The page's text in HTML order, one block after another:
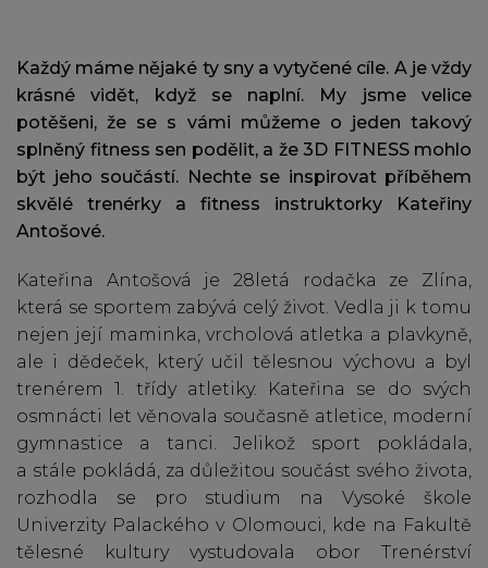
Každý máme nějaké ty sny a vytyčené cíle. A je vždy
krásné vidět, když se naplní. My jsme velice
potěšeni, že se s vámi můžeme o jeden takový
splněný fitness sen podělit, a že 3D FITNESS mohlo
být jeho součástí. Nechte se inspirovat příběhem
skvělé trenérky a fitness instruktorky Kateřiny
Antošové.
Kateřina Antošová je 28letá rodačka ze Zlína,
která se sportem zabývá celý život. Vedla ji k tomu
nejen její maminka, vrcholová atletka a plavkyně,
ale i dědeček, který učil tělesnou výchovu a byl
trenérem 1. třídy atletiky. Kateřina se do svých
osmnácti let věnovala současně atletice, moderní
gymnastice a tanci. Jelikož sport pokládala,
a stále pokládá, za důležitou součást svého života,
rozhodla se pro studium na Vysoké škole
Univerzity Palackého v Olomouci, kde na Fakultě
tělesné kultury vystudovala obor Trenérství